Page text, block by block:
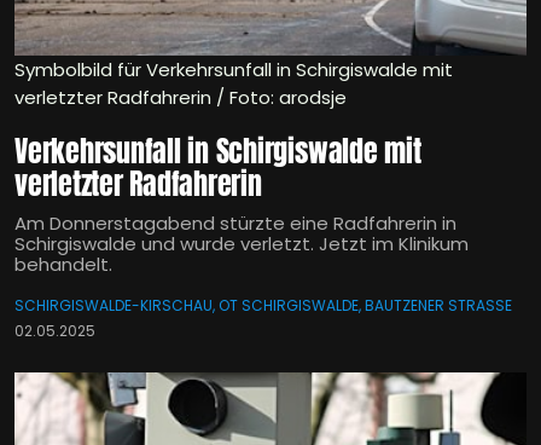
Symbolbild für Verkehrsunfall in Schirgiswalde mit
verletzter Radfahrerin / Foto: arodsje
Verkehrsunfall in Schirgiswalde mit
verletzter Radfahrerin
Am Donnerstagabend stürzte eine Radfahrerin in
Schirgiswalde und wurde verletzt. Jetzt im Klinikum
behandelt.
SCHIRGISWALDE-KIRSCHAU, OT SCHIRGISWALDE, BAUTZENER STRASSE
02.05.2025